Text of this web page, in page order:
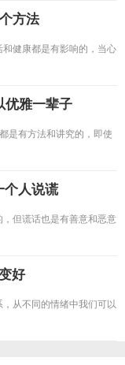
方法
健康都是有影响的，当心
优雅一辈子
是有方法和讲究的，即使
个人说谎
但谎话也是有善意和恶意
好
从不同的情绪中我们可以